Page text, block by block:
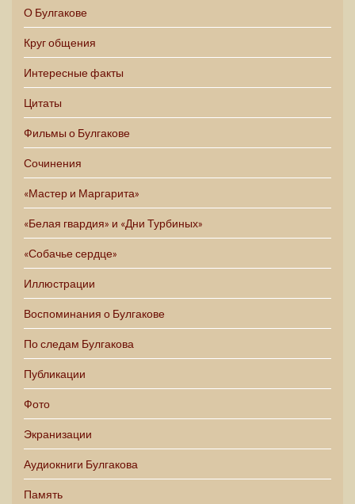
О Булгакове
Круг общения
Интересные факты
Цитаты
Фильмы о Булгакове
Сочинения
«Мастер и Маргарита»
«Белая гвардия» и «Дни Турбиных»
«Собачье сердце»
Иллюстрации
Воспоминания о Булгакове
По следам Булгакова
Публикации
Фото
Экранизации
Аудиокниги Булгакова
Память